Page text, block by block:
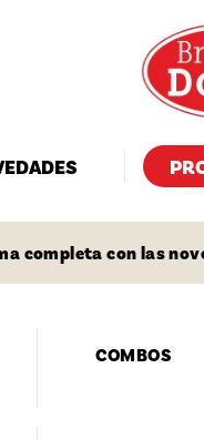
completa con las
COMBOS